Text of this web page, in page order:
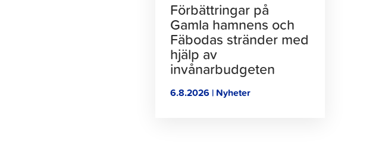
Förbättringar på
Gamla hamnens och
Fäbodas stränder med
hjälp av
invånarbudgeten
6.8.2026 | Nyheter